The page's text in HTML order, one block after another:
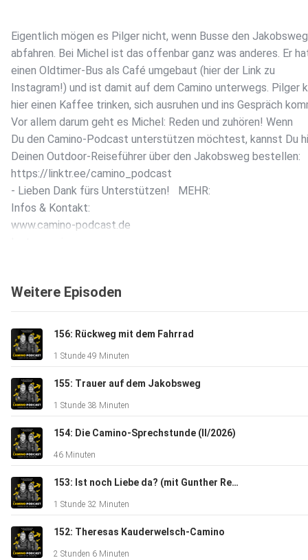
Eigentlich mögen es Pilger nicht, wenn Busse den Jakobsweg
abfahren. Bei Michel ist das offenbar ganz was anderes. Er
einen Oldtimer-Bus als Café umgebaut (hier der Link zu
Instagram!) und ist damit auf dem Camino unterwegs. Pilger
hier einen Kaffee trinken, sich ausruhen und ins Gespräch
Vor allem darum geht es Michel: Reden und zuhören! Wenn
Du den Camino-Podcast unterstützen möchtest, kannst Du
Deinen Outdoor-Reiseführer über den Jakobsweg bestellen:
⁠⁠⁠⁠⁠⁠⁠⁠⁠⁠⁠⁠⁠⁠⁠⁠⁠⁠⁠https://linktr.ee/camino_podcast⁠⁠⁠⁠⁠⁠⁠⁠⁠⁠ ⁠⁠⁠⁠⁠⁠⁠⁠⁠
- Lieben Dank fürs Unterstützen! MEHR:
Infos & Kontakt:
⁠⁠⁠⁠⁠⁠⁠⁠⁠⁠⁠⁠⁠⁠⁠⁠⁠⁠⁠⁠⁠⁠⁠⁠⁠⁠www.camino-podcast.de⁠⁠⁠⁠⁠⁠⁠⁠⁠⁠⁠⁠⁠⁠⁠⁠⁠⁠
Der Camino-Podcast wird dankenswerter Weise unterstützt
⁠⁠⁠⁠⁠⁠⁠⁠⁠⁠DOMRADIO.DE⁠⁠⁠
Weitere Episoden
156: Rückweg mit dem Fahrrad
1 Stunde 49 Minuten
155: Trauer auf dem Jakobsweg
1 Stunde 38 Minuten
154: Die Camino-Sprechstunde (II/2026)
46 Minuten
153: Ist noch Liebe da? (mit Gunther Reber)
1 Stunde 32 Minuten
152: Theresas Kauderwelsch-Camino
2 Stunden 6 Minuten